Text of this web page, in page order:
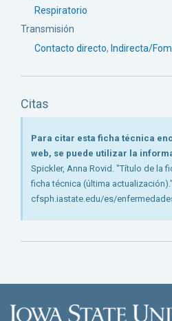
Respiratorio
Transmisión
Contacto directo, Indirecta/
Citas
Para citar esta ficha técnica
web, se puede utilizar la
Spickler, Anna Rovid. "Título de la
ficha técnica (última
cfsph.iastate.edu/es/